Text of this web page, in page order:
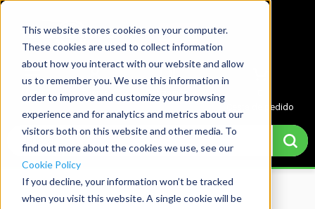
This website stores cookies on your computer.
These cookies are used to collect information
about how you interact with our website and allow
us to remember you. We use this information in
order to improve and customize your browsing
experience and for analytics and metrics about our
visitors both on this website and other media. To
find out more about the cookies we use, see our
Cookie Policy
If you decline, your information won’t be tracked
when you visit this website. A single cookie will be
Menu Cotización
Cesta de pedido